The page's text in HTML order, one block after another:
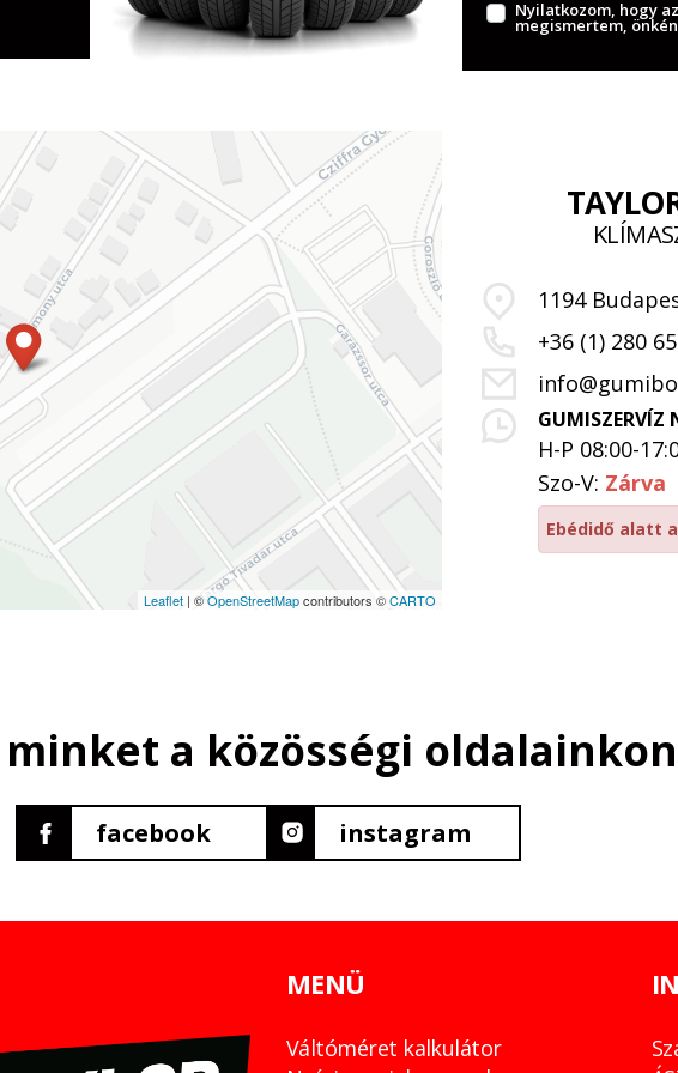
Nyilatkozom, hogy az
megismertem,
Leaflet | ©OpenStreetMapcontributors ©CARTO
1194
+36 (1) 280
GUMISZERVÍZ
H-P 08:00-
Szo-V: Zárva
Ebédidő alatt
minket a közösségi
facebook instagram
MENÜ
Váltóméret kalkulátor